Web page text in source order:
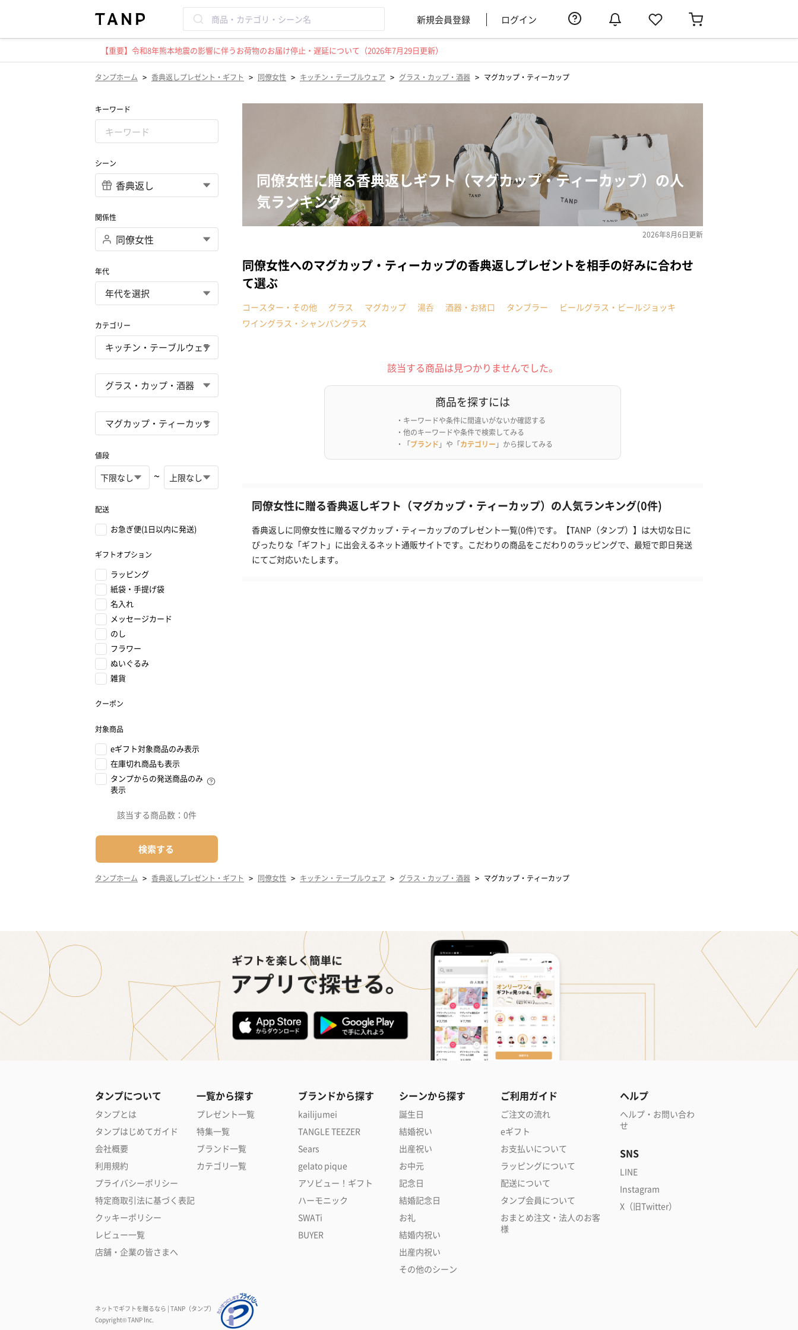
新規会員登録 ログイン
【重要】令和8年熊本地震の影響に伴うお荷物のお届け停止・遅延について（2026年7月29日更新）
タンプホーム > 香典返しプレゼント・ギフト > 同僚女性 > キッチン・テーブルウェア > グラス・カップ・酒器 > マグカップ・ティーカップ
キーワード
シーン
関係性
年代
カテゴリー
値段
~
配送
お急ぎ便(1日以内に発送)
ギフトオプション
ラッピング
紙袋・手提げ袋
名入れ
メッセージカード
のし
フラワー
ぬいぐるみ
雑貨
クーポン
対象商品
eギフト対象商品のみ表示
在庫切れ商品も表示
タンプからの発送商品のみ
表示
該当する商品数： 0件
検索する
同僚女性に贈る香典返しギフト（マグカップ・ティーカップ）の人
気ランキング
2026年8月6日更新
同僚女性へのマグカップ・ティーカップの香典返しプレゼントを相手の好みに合わせ
て選ぶ
コースター・その他 グラス マグカップ 湯呑 酒器・お猪口 タンブラー
ビールグラス・ビールジョッキ
ワイングラス・シャンパングラス
該当する商品は見つかりませんでした。
商品を探すには
・キーワードや条件に間違いがないか確認する
・他のキーワードや条件で検索してみる
・「ブランド 」や「カテゴリー 」から探してみる
同僚女性に贈る香典返しギフト（マグカップ・ティーカップ）の人気ランキング(0件)
香典返しに同僚女性に贈るマグカップ・ティーカップのプレゼント一覧(0件)です。【TANP（タンプ）】は大切な日に
ぴったりな「ギフト」に出会えるネット通販サイトです。こだわりの商品をこだわりのラッピングで、最短で即日発送
にてご対応いたします。
タンプホーム > 香典返しプレゼント・ギフト > 同僚女性 > キッチン・テーブルウェア > グラス・カップ・酒器 > マグカップ・ティーカップ
タンプについて
タンプとは
タンプはじめてガイド
会社概要
利用規約
プライバシーポリシー
特定商取引法に基づく表記
クッキーポリシー
レビュー一覧
店舗・企業の皆さまへ
一覧から探す
プレゼント一覧
特集一覧
ブランド一覧
カテゴリ一覧
ブランドから探す
kailijumei
TANGLE TEEZER
Sears
gelato pique
アソビュー！ギフト
ハーモニック
SWATi
BUYER
シーンから探す
誕生日
結婚祝い
出産祝い
お中元
記念日
結婚記念日
お礼
結婚内祝い
出産内祝い
その他のシーン
ご利用ガイド
ご注文の流れ
eギフト
お支払いについて
ラッピングについて
配送について
タンプ会員について
おまとめ注文・法人のお客
様
ヘルプ
ヘルプ・お問い合わ
せ
SNS
LINE
Instagram
X（旧Twitter）
ネットでギフトを贈るなら | TANP（タンプ）
Copyright© TANP Inc.